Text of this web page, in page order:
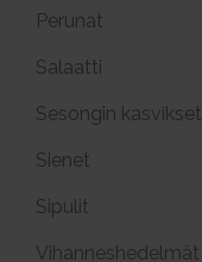
Perunat
Salaatti
Sesongin kasvikset
Sienet
Sipulit
Vihanneshedelmät